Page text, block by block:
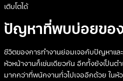
เติบโตได้
ปัญหาที่พบบ่อยขอ
ชีวิตของการทำงานย่อมเจอกับปัญหาแล
หัวหน้างานก็เช่นเดียวกัน อีกทั้งยังเป็น
มากกว่าที่พนักงานทั่วไปเจออีกด้วย ใน